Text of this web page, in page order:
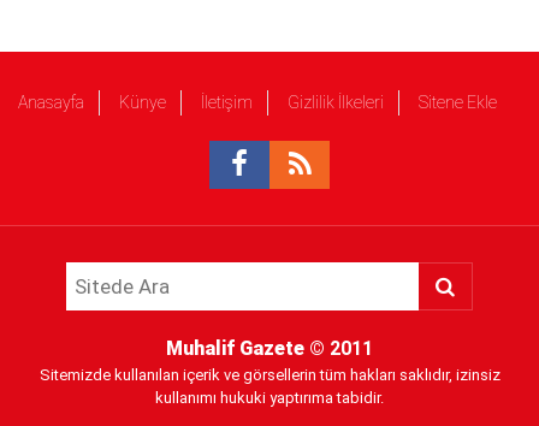
Anasayfa Künye İletişim Gizlilik İlkeleri Sitene Ekle
Muhalif Gazete © 2011
Sitemizde kullanılan içerik ve görsellerin tüm hakları saklıdır, izinsiz
kullanımı hukuki yaptırıma tabidir.